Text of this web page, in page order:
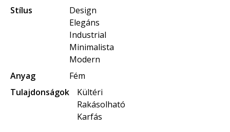
Stílus
Design
Elegáns
Industrial
Minimalista
Modern
Anyag
Fém
Tulajdonságok
Kültéri
Rakásolható
Karfás